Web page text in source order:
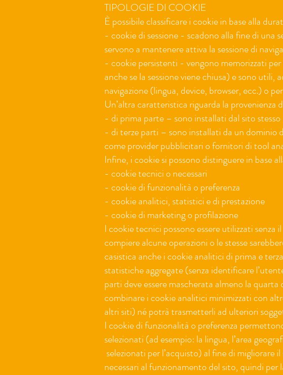
TIPOLOGIE DI COOKIE
È possibile classificare i cookie in base alla
- cookie di sessione - scadono alla fine di una
servono a mantenere attiva la sessione di
- cookie persistenti - vengono memorizzati
anche se la sessione viene chiusa) e sono utili,
navigazione (lingua, device, browser, ecc.) o
Un’altra caratteristica riguarda la provenienza
- di prima parte – sono installati dal sito stesso
- di terze parti – sono installati da un dominio
come provider pubblicitari o fornitori di tool
Infine, i cookie si possono distinguere in base
- cookie tecnici o necessari
- cookie di funzionalità o preferenza
- cookie analitici, statistici e di prestazione
- cookie di marketing o profilazione
I cookie tecnici possono essere utilizzati senza
compiere alcune operazioni o le stesse
casistica anche i cookie analitici di prima e
statistiche aggregate (senza identificare
parti deve essere mascherata almeno la
combinare i cookie analitici minimizzati con
altri siti) né potrà trasmetterli ad ulteriori
I cookie di funzionalità o preferenza
selezionati (ad esempio: la lingua, l’area
selezionati per l’acquisto) al fine di migliorare
necessari al funzionamento del sito, quindi